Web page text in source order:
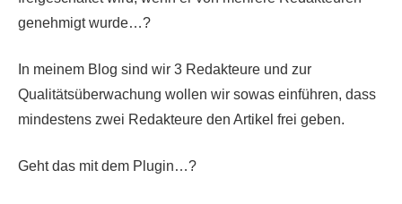
genehmigt wurde…?
In meinem Blog sind wir 3 Redakteure und zur
Qualitätsüberwachung wollen wir sowas einführen, dass
mindestens zwei Redakteure den Artikel frei geben.
Geht das mit dem Plugin…?